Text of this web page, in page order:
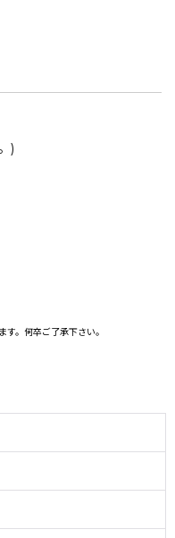
)
。何卒ご了承下さい。